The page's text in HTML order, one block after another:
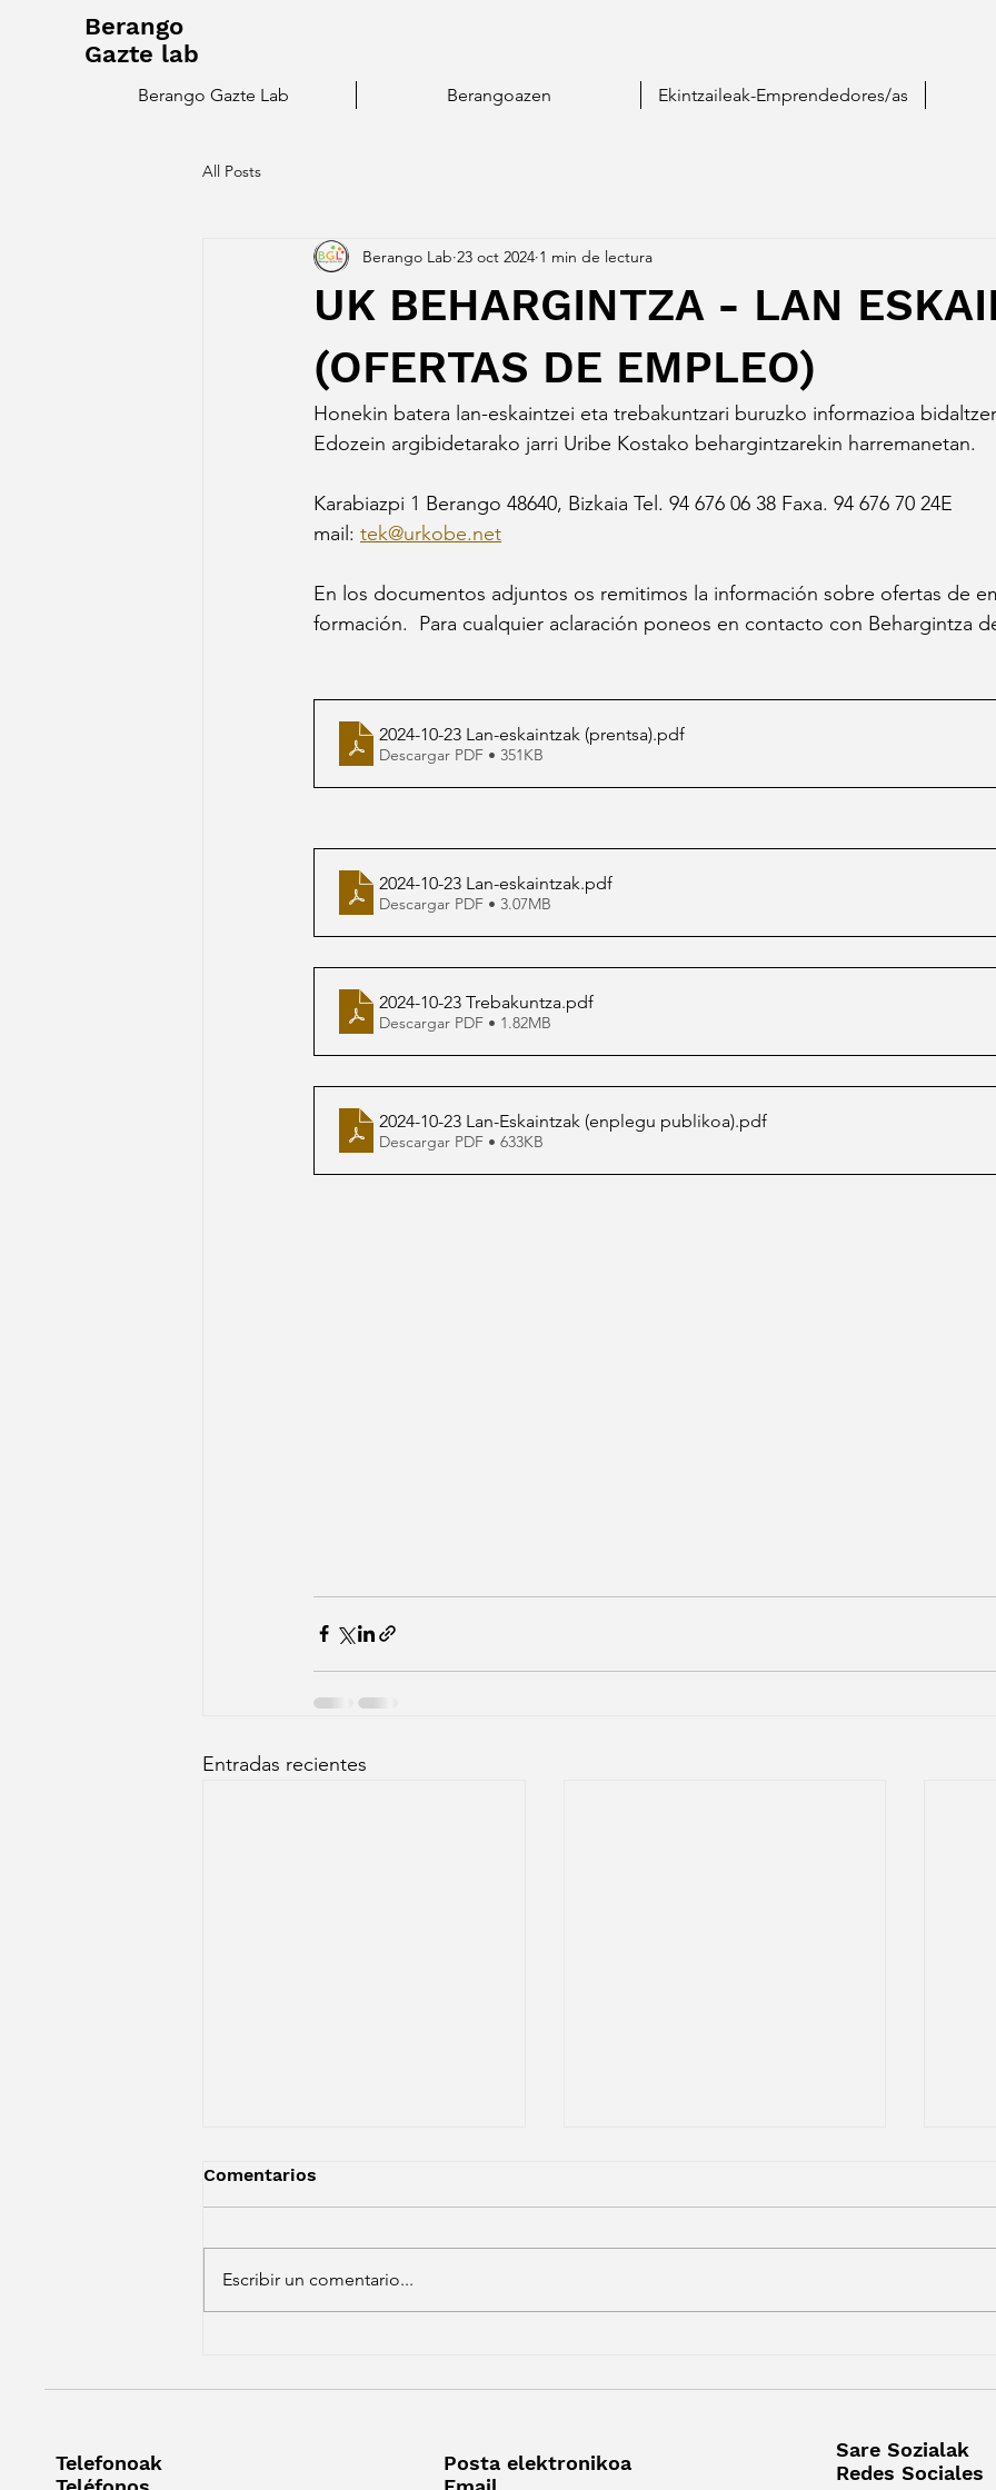
Berango
Gazte lab
Berango Gazte Lab Berangoazen Ekintzaileak-Emprendedores/as
All Posts
UK BEHARGINTZA - LAN
(OFERTAS DE EMPLEO)
Berango Lab 23 oct 2024 1 min de lectura
Honekin batera lan-eskaintzei eta trebakuntzari buruzko informazioa
Edozein argibidetarako jarri Uribe Kostako behargintzarekin harremanetan.
Karabiazpi 1 Berango 48640, Bizkaia Tel. 94 676 06 38 Faxa. 94 676 70 24E
mail: tek@urkobe.net
En los documentos adjuntos os remitimos la información sobre ofertas de
formación.  Para cualquier aclaración poneos en contacto con Behargintza
2024-10-23 Lan-eskaintzak (prentsa).pdf
Descargar PDF • 351KB
2024-10-23 Lan-eskaintzak.pdf
Descargar PDF • 3.07MB
2024-10-23 Trebakuntza.pdf
Descargar PDF • 1.82MB
2024-10-23 Lan-Eskaintzak (enplegu publikoa).pdf
Descargar PDF • 633KB
Entradas recientes
Emprendimiento.
digitalak, Bizkaiko
Comentarios
Escribir un comentario...
Telefonoak
Posta elektronikoa
Sare Sozialak
Redes Sociales